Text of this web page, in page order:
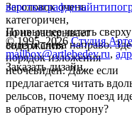
Заголовок очень
категоричен,
но не раскрывает
содержания
Привычнее читать сверху
вниз и слева направо.
порядок изложения
неочевиден. Даже если
предлагается читать
рельсов, почему поезд
в обратную сторону?
версткаграфдизайн
© 1995–2026 Студия
mailbox@artlebedev.ru,
Заказать дизайн...